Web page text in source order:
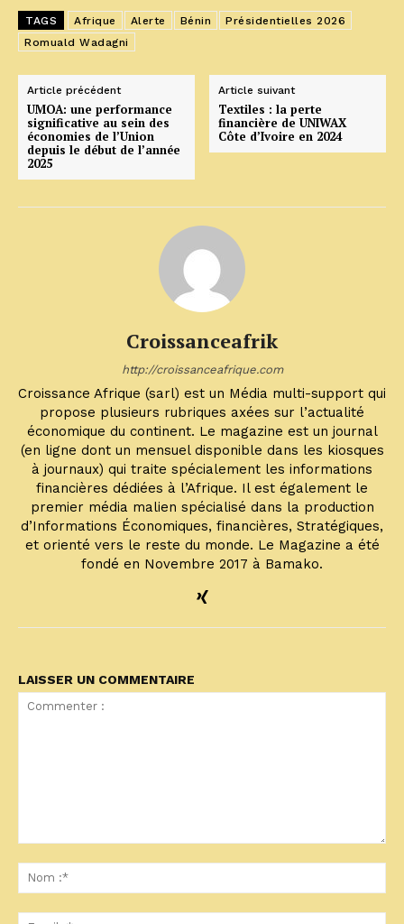
TAGS Afrique Alerte Bénin
Présidentielles 2026
Romuald Wadagni
Article précédent
UMOA: une performance
significative au sein des
économies de l’Union
depuis le début de l’année
2025
Article suivant
Textiles : la perte
financière de UNIWAX
Côte d’Ivoire en 2024
Croissanceafrik
http://croissanceafrique.com
Croissance Afrique (sarl) est un Média multi-support qui
propose plusieurs rubriques axées sur l’actualité
économique du continent. Le magazine est un journal
(en ligne dont un mensuel disponible dans les kiosques
à journaux) qui traite spécialement les informations
financières dédiées à l’Afrique. Il est également le
premier média malien spécialisé dans la production
d’Informations Économiques, financières, Stratégiques,
et orienté vers le reste du monde. Le Magazine a été
fondé en Novembre 2017 à Bamako.
LAISSER UN COMMENTAIRE
:*